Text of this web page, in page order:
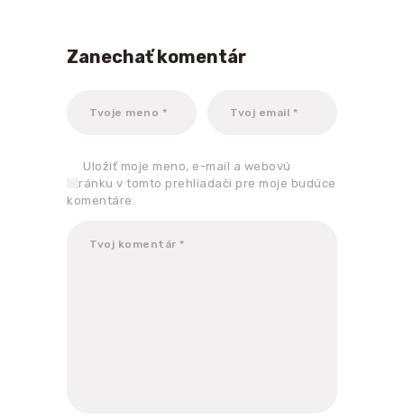
Zanechať komentár
Uložiť moje meno, e-mail a webovú
stránku v tomto prehliadači pre moje budúce
komentáre.